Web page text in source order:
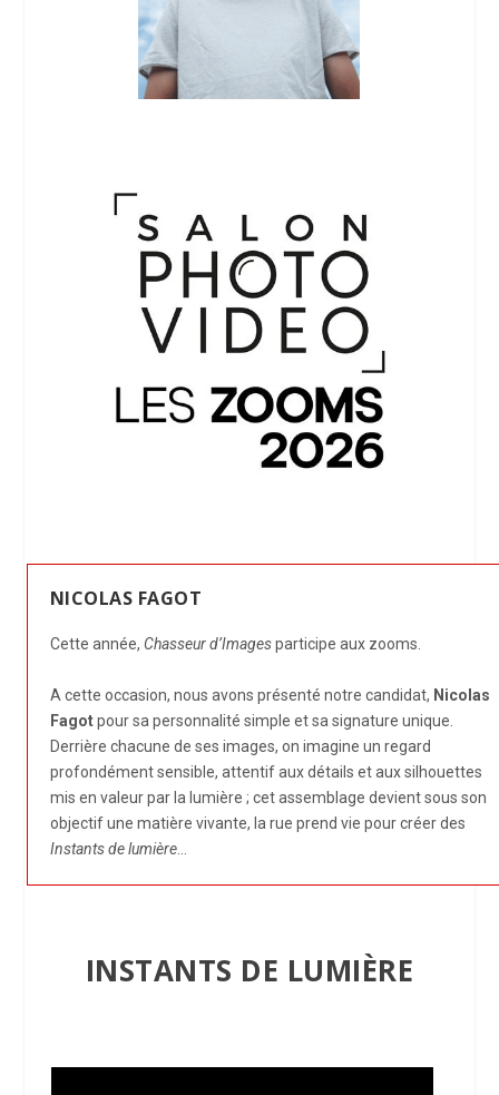
NICOLAS FAGOT
Cette année, Chasseur d’Imagesparticipe aux zooms.
A cette occasion, nous avons présenté notre candidat, Nicolas
Fagotpour sa personnalité simple et sa signature unique.
Derrière chacune de ses images, on imagine un regard
profondément sensible, attentif aux détails et aux silhouettes
mis en valeur par la lumière ; cet assemblage devient sous son
objectif une matière vivante, la rue prend vie pour créer des
Instants de lumière…
INSTANTS DE LUMIÈRE